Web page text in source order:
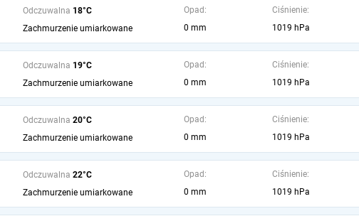
Odczuwalna 18°C
Zachmurzenie umiarkowane
Opad:
0 mm
Ciśnienie:
1019 hPa
Odczuwalna 19°C
Zachmurzenie umiarkowane
Opad:
0 mm
Ciśnienie:
1019 hPa
Odczuwalna 20°C
Zachmurzenie umiarkowane
Opad:
0 mm
Ciśnienie:
1019 hPa
Odczuwalna 22°C
Zachmurzenie umiarkowane
Opad:
0 mm
Ciśnienie:
1019 hPa